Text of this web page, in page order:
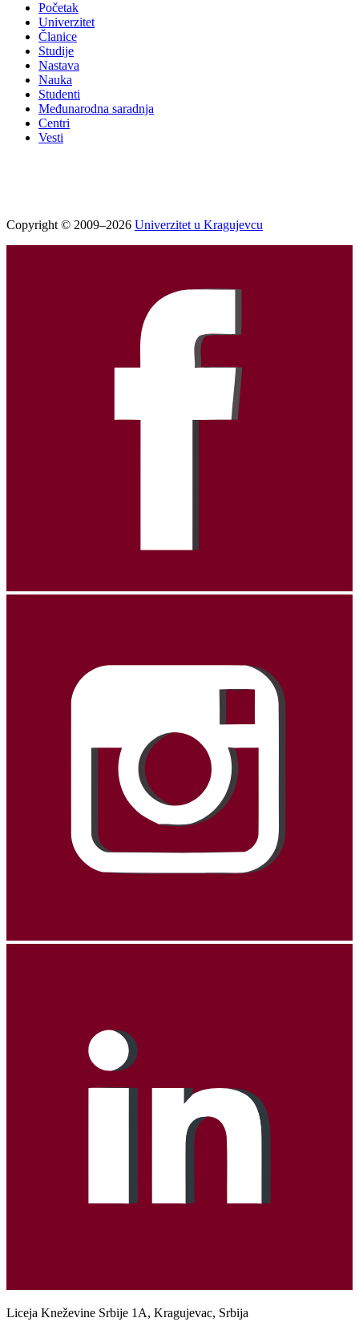
Početak
Univerzitet
Članice
Studije
Nastava
Nauka
Studenti
Međunarodna saradnja
Centri
Vesti
Copyright © 2009–2026 Univerzitet u Kragujevcu
Liceja Kneževine Srbije 1A, Kragujevac, Srbija